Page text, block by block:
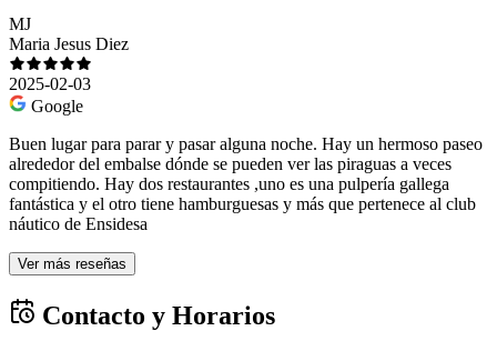
MJ
Maria Jesus Diez
2025-02-03
Google
Buen lugar para parar y pasar alguna noche. Hay un hermoso paseo
alrededor del embalse dónde se pueden ver las piraguas a veces
compitiendo. Hay dos restaurantes ,uno es una pulpería gallega
fantástica y el otro tiene hamburguesas y más que pertenece al club
náutico de Ensidesa
Ver más reseñas
Contacto y Horarios